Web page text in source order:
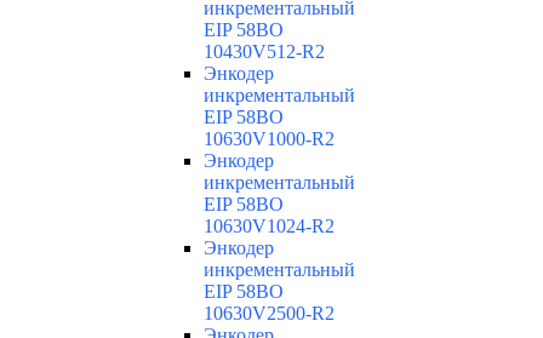
инкрементальный
EIP 58BO
10430V512-R2
Энкодер
инкрементальный
EIP 58BO
10630V1000-R2
Энкодер
инкрементальный
EIP 58BO
10630V1024-R2
Энкодер
инкрементальный
EIP 58BO
10630V2500-R2